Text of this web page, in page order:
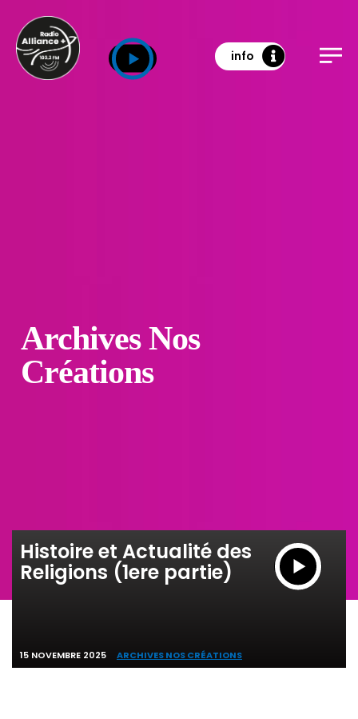
info
Archives Nos
Créations
Histoire et Actualité des
Religions (1ere partie)
15 NOVEMBRE 2025 ARCHIVES NOS CRÉATIONS